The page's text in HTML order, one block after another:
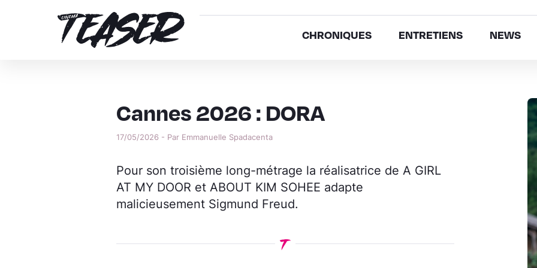
CHRONIQUES ENTRETIENS NEWS
Cannes 2026 : DORA
17/05/2026 - Par Emmanuelle Spadacenta
Pour son troisième long-métrage la réalisatrice de A GIRL
AT MY DOOR et ABOUT KIM SOHEE adapte
malicieusement Sigmund Freud.